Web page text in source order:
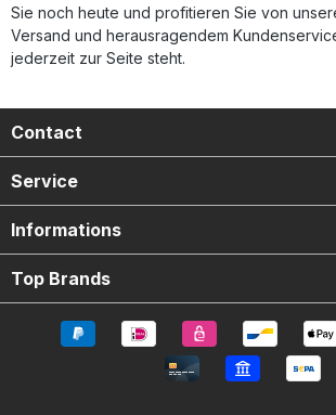
Sie noch heute und profitieren Sie von
Versand und herausragendem
jederzeit zur Seite steht.
Contact
Service
Informations
Top Brands